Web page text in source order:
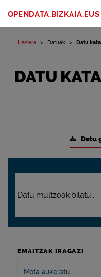
OPENDATA.BIZKAIA.EUS
Hasiera Datuak Datu
DATU
Datu
EMAITZAK IRAGAZI
Mota aukeratu